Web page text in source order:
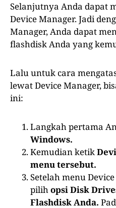
Selanjutnya Anda dapat
Device Manager. Jadi
Manager, Anda dapat
flashdisk Anda yang
Lalu untuk cara
lewat Device Manager,
ini:
Langkah pertama
Windows.
Kemudian ketik
menu tersebut.
Setelah menu
pilihopsi Disk
Flashdisk Anda.